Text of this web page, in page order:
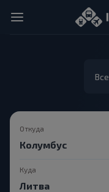
Все
Откуда
Куда